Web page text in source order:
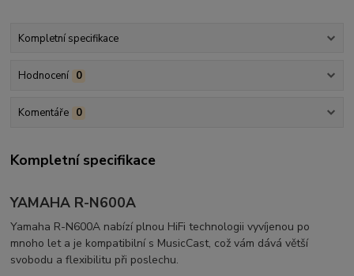
Kompletní specifikace
Hodnocení 0
Komentáře 0
Kompletní specifikace
YAMAHA R-N600A
Yamaha R-N600A nabízí plnou HiFi technologii vyvíjenou po
mnoho let a je kompatibilní s MusicCast, což vám dává větší
svobodu a flexibilitu při poslechu.